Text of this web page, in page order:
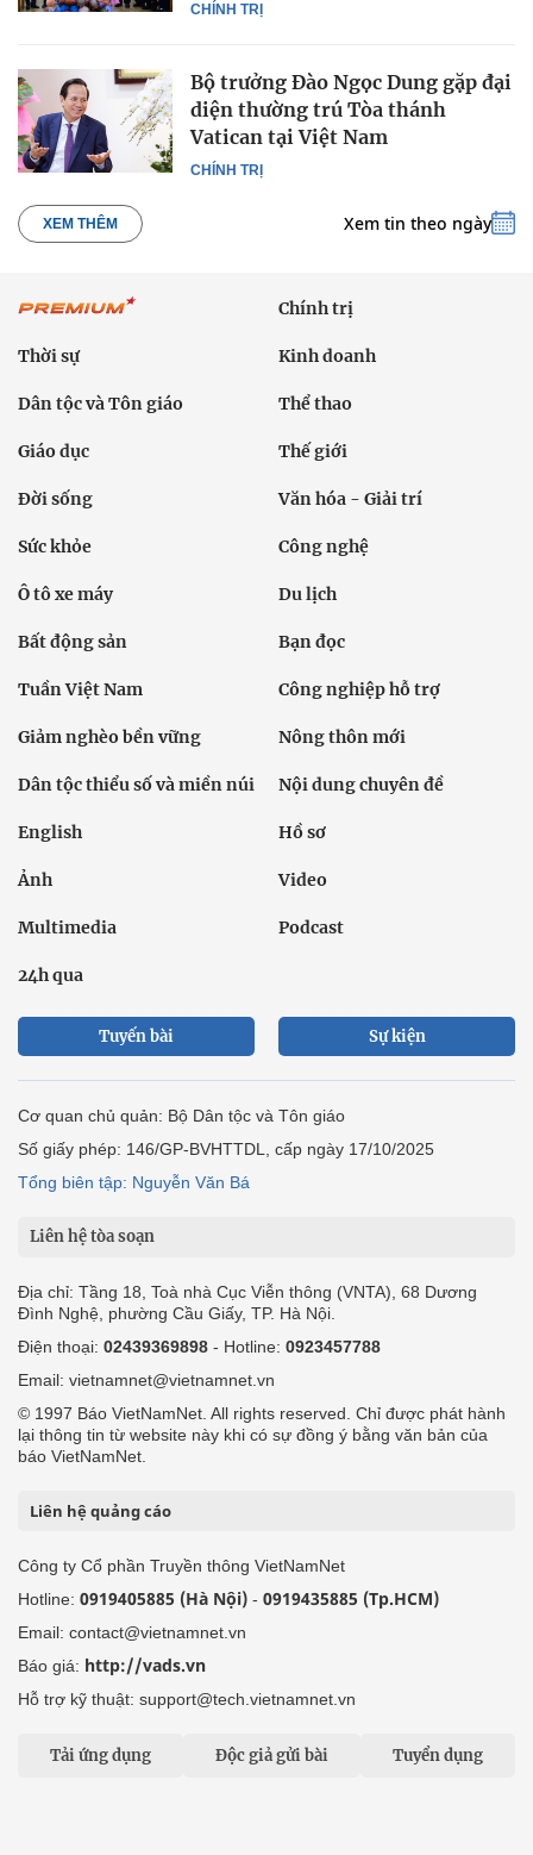
CHÍNH TRỊ
CHÍNH TRỊ
Bộ trưởng Đào Ngọc Dung gặp đại
diện thường trú Tòa thánh
Vatican tại Việt Nam
XEM THÊM Xem tin theo ngày
Chính trị
Thời sự Kinh doanh
Dân tộc và Tôn giáo Thể thao
Giáo dục Thế giới
Đời sống Văn hóa - Giải trí
Sức khỏe Công nghệ
Ô tô xe máy Du lịch
Bất động sản Bạn đọc
Tuần Việt Nam Công nghiệp hỗ trợ
Giảm nghèo bền vững Nông thôn mới
Dân tộc thiểu số và miền núi Nội dung chuyên đề
English Hồ sơ
Ảnh Video
Multimedia Podcast
24h qua
Tuyến bài Sự kiện
Cơ quan chủ quản: Bộ Dân tộc và Tôn giáo
Số giấy phép: 146/GP-BVHTTDL, cấp ngày 17/10/2025
Tổng biên tập: Nguyễn Văn Bá
Liên hệ tòa soạn
Địa chỉ: Tầng 18, Toà nhà Cục Viễn thông (VNTA), 68 Dương
Đình Nghệ, phường Cầu Giấy, TP. Hà Nội.
Điện thoại: 02439369898 - Hotline: 0923457788
Email: vietnamnet@vietnamnet.vn
© 1997 Báo VietNamNet. All rights reserved. Chỉ được phát hành
lại thông tin từ website này khi có sự đồng ý bằng văn bản của
báo VietNamNet.
Liên hệ quảng cáo
Công ty Cổ phần Truyền thông VietNamNet
Hotline: 0919405885 (Hà Nội) - 0919435885 (Tp.HCM)
Email: contact@vietnamnet.vn
Báo giá: http://vads.vn
Hỗ trợ kỹ thuật: support@tech.vietnamnet.vn
Tải ứng dụng Độc giả gửi bài Tuyển dụng